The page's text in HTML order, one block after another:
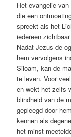
Het evangelie
die een
spreekt als het
iedereen
Nadat Jezus de
hem vervolgens
Siloam, kan de
te leven. Voor
en wekt het zelfs
blindheid van de
gepleegd door
kennen als
het minst